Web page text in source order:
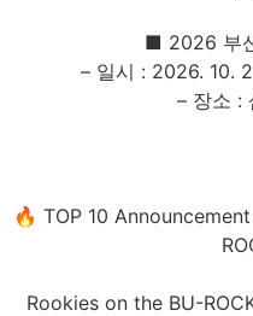
■ 2026 부
– 일시 : 2026. 10.
– 장소 :
🔥 TOP 10
Rookies on the BU-